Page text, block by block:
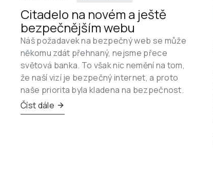
Citadelo na novém a ještě
bezpečnějším webu
Náš požadavek na bezpečný web se může
někomu zdát přehnaný, nejsme přece
světová banka. To však nic nemění na tom,
že naší vizí je bezpečný internet, a proto
naše priorita byla kladena na bezpečnost.
Číst dále